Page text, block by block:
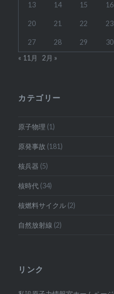
13 14 15 16
20 21 22 23
27 28 29 30
« 11月
2月 »
カテゴリー
原子物理 (1)
原発事故 (181)
核兵器 (5)
核時代 (34)
核燃料サイクル (2)
自然放射線 (2)
リンク